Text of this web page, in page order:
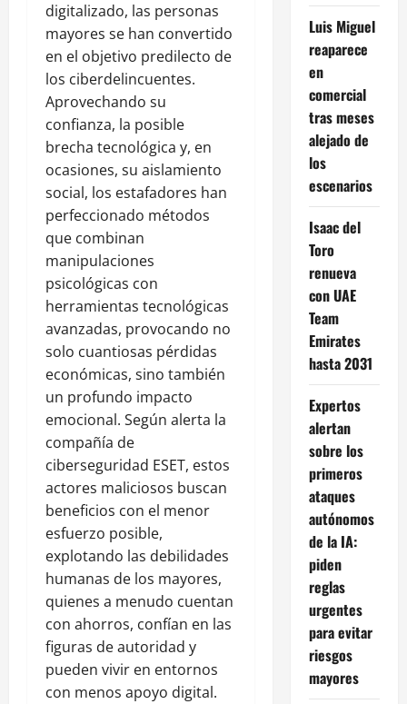
digitalizado, las personas
mayores se han convertido
en el objetivo predilecto de
los ciberdelincuentes.
Aprovechando su
confianza, la posible
brecha tecnológica y, en
ocasiones, su aislamiento
social, los estafadores han
perfeccionado métodos
que combinan
manipulaciones
psicológicas con
herramientas tecnológicas
avanzadas, provocando no
solo cuantiosas pérdidas
económicas, sino también
un profundo impacto
emocional. Según alerta la
compañía de
ciberseguridad ESET, estos
actores maliciosos buscan
beneficios con el menor
esfuerzo posible,
explotando las debilidades
humanas de los mayores,
quienes a menudo cuentan
con ahorros, confían en las
figuras de autoridad y
pueden vivir en entornos
con menos apoyo digital.
Luis Miguel
reaparece
en
comercial
tras meses
alejado de
los
escenarios
Isaac del
Toro
renueva
con UAE
Team
Emirates
hasta 2031
Expertos
alertan
sobre los
primeros
ataques
autónomos
de la IA:
piden
reglas
urgentes
para evitar
riesgos
mayores